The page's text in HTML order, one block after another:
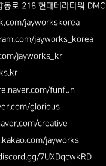
동로 218 현대테라타워
jayworkskorea
jayworks_korea
jayworks_kr
funfun
glorious
creative
jayworks
7UXDqcwkRD